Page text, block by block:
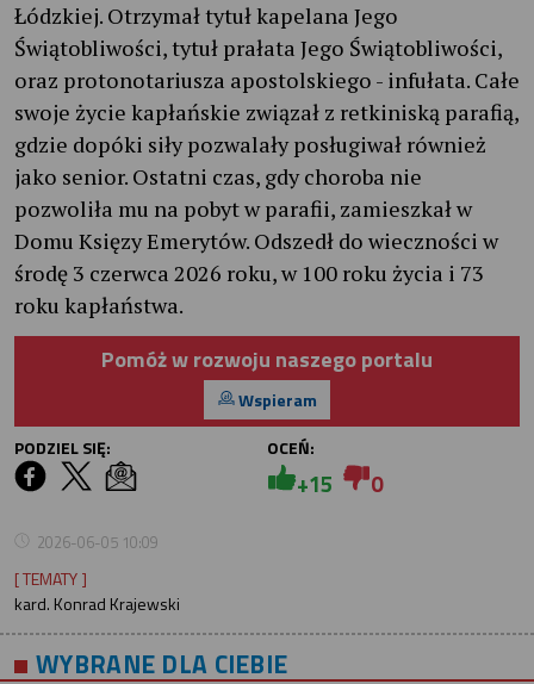
Łódzkiej. Otrzymał tytuł kapelana Jego
Świątobliwości, tytuł prałata Jego Świątobliwości,
oraz protonotariusza apostolskiego - infułata. Całe
swoje życie kapłańskie związał z retkiniską parafią,
gdzie dopóki siły pozwalały posługiwał również
jako senior. Ostatni czas, gdy choroba nie
pozwoliła mu na pobyt w parafii, zamieszkał w
Domu Księzy Emerytów. Odszedł do wieczności w
środę 3 czerwca 2026 roku, w 100 roku życia i 73
roku kapłaństwa.
Pomóż w rozwoju naszego portalu
Wspieram
PODZIEL SIĘ:
OCEŃ:
+15 0
2026-06-05 10:09
[ TEMATY ]
kard. Konrad Krajewski
WYBRANE DLA CIEBIE